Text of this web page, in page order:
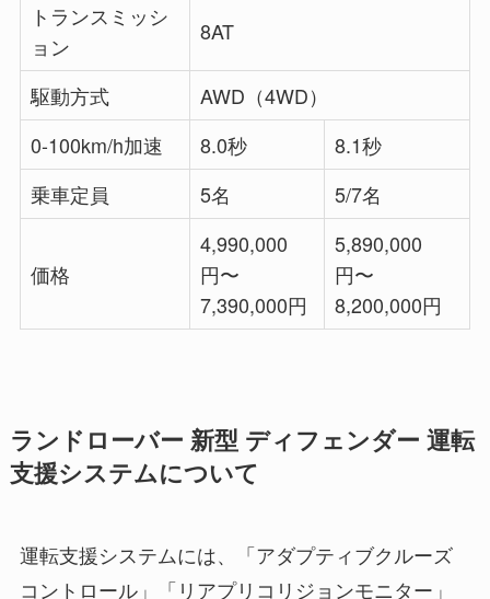
トランスミッシ
ョン
8AT
駆動方式
AWD（4WD）
0-100km/h加速
8.0秒
8.1秒
乗車定員
5名 5/7名
価格
4,990,000
円〜
7,390,000円
5,890,000
円〜
8,200,000円
ランドローバー 新型 ディフェンダー 運転
支援システムについて
運転支援システムには、「アダプティブクルーズ
コントロール」「リアプリコリジョンモニター」